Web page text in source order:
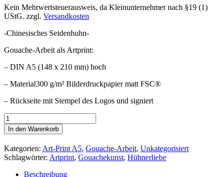
Kein Mehrwertsteuerausweis, da Kleinunternehmer nach §19 (1)
UStG. zzgl. Versandkosten
-Chinesisches Seidenhuhn-
Gouache-Arbeit als Artprint:
– DIN A5 (148 x 210 mm) hoch
– Material300 g/m² Bilderdruckpapier matt FSC®
– Rückseite mit Stempel des Logos und signiert
Chinesisches
Seidenhuhn
Menge
In den Warenkorb
Kategorien: Art-Print A5, Gouache-Arbeit, Unkategorisiert
Schlagwörter: Artprint, Gouachekunst, Hühnerliebe
Beschreibung